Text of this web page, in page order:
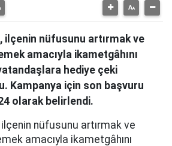
ilçenin nüfusunu artırmak ve
amacıyla ikametgâhını
hediye çeki
Kampanya için son başvuru
olarak belirlendi.
nüfusunu artırmak ve
amacıyla ikametgâhını